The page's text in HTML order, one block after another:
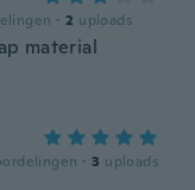
· 2 uploads
material
· 3 uploads